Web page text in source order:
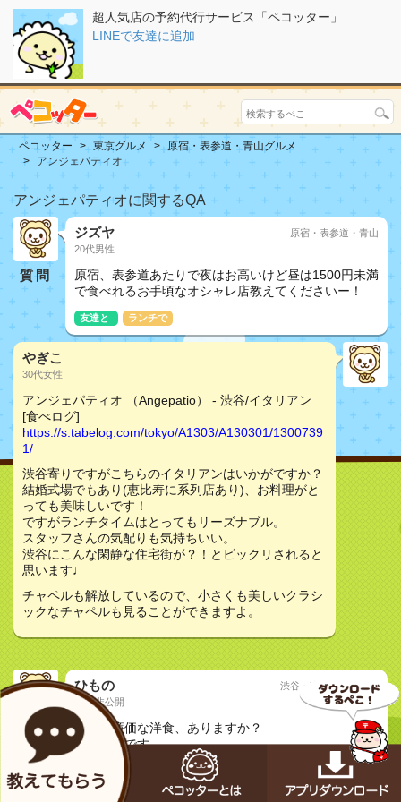
超人気店の予約代行サービス「ペコッター」
LINEで友達に追加
ペコッター 東京グルメ
原宿・表参道・青山グルメ
アンジェパティオ
アンジェパティオに関するQA
質問
ジズヤ
20代男性
原宿・表参道・青山
原宿、表参道あたりで夜はお高いけど昼は1500円未満
で食べれるお手頃なオシャレ店教えてくださいー！
友達と ランチで
やぎこ
30代女性
アンジェパティオ （Angepatio） - 渋谷/イタリアン
[食べログ]
https://s.tabelog.com/tokyo/A1303/A130301/1300739
1/
渋谷寄りですがこちらのイタリアンはいかがですか？
結婚式場でもあり(恵比寿に系列店あり)、お料理がと
っても美味しいです！
ですがランチタイムはとってもリーズナブル。
スタッフさんの気配りも気持ちいい。
渋谷にこんな閑静な住宅街が？！とビックリされると
思います♩
チャペルも解放しているので、小さくも美しいクラシ
ックなチャペルも見ることができますよ。
質問
ひもの
20代非公開
渋谷・恵比寿・代官山
奥渋で廉価な洋食、ありますか？
禁煙希望です。
よろしくお願いします！